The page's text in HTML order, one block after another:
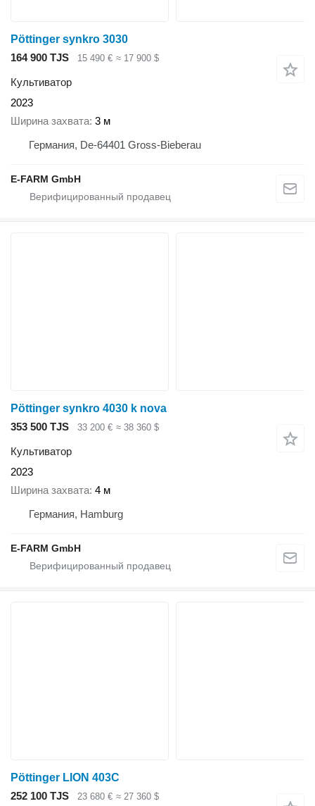
Pöttinger synkro 3030
164 900 TJS
15 490 € ≈ 17 900 $
Культиватор
2023
Ширина захвата 3 м
Германия, De-64401 Gross-Bieberau
E-FARM GmbH
Pöttinger synkro 4030 k nova
353 500 TJS
33 200 € ≈ 38 360 $
Культиватор
2023
Ширина захвата 4 м
Германия, Hamburg
E-FARM GmbH
Pöttinger LION 403C
252 100 TJS
23 680 € ≈ 27 360 $